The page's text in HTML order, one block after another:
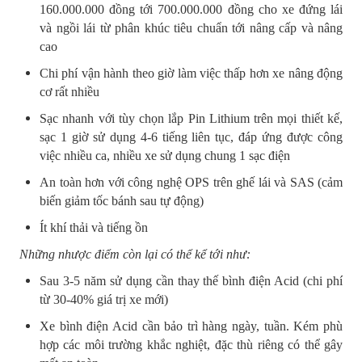
160.000.000 đồng tới 700.000.000 đồng cho xe đứng lái
và ngồi lái từ phân khúc tiêu chuẩn tới nâng cấp và nâng
cao
Chi phí vận hành theo giờ làm việc thấp hơn xe nâng động
cơ rất nhiều
Sạc nhanh với tùy chọn lắp Pin Lithium trên mọi thiết kế,
sạc 1 giờ sử dụng 4-6 tiếng liên tục, đáp ứng được công
việc nhiều ca, nhiều xe sử dụng chung 1 sạc điện
An toàn hơn với công nghệ OPS trên ghế lái và SAS (cảm
biến giảm tốc bánh sau tự động)
Ít khí thải và tiếng ồn
Những nhược điểm còn lại có thể kể tới như:
Sau 3-5 năm sử dụng cần thay thế bình điện Acid (chi phí
từ 30-40% giá trị xe mới)
Xe bình điện Acid cần bảo trì hàng ngày, tuần. Kém phù
hợp các môi trường khắc nghiệt, đặc thù riêng có thể gây